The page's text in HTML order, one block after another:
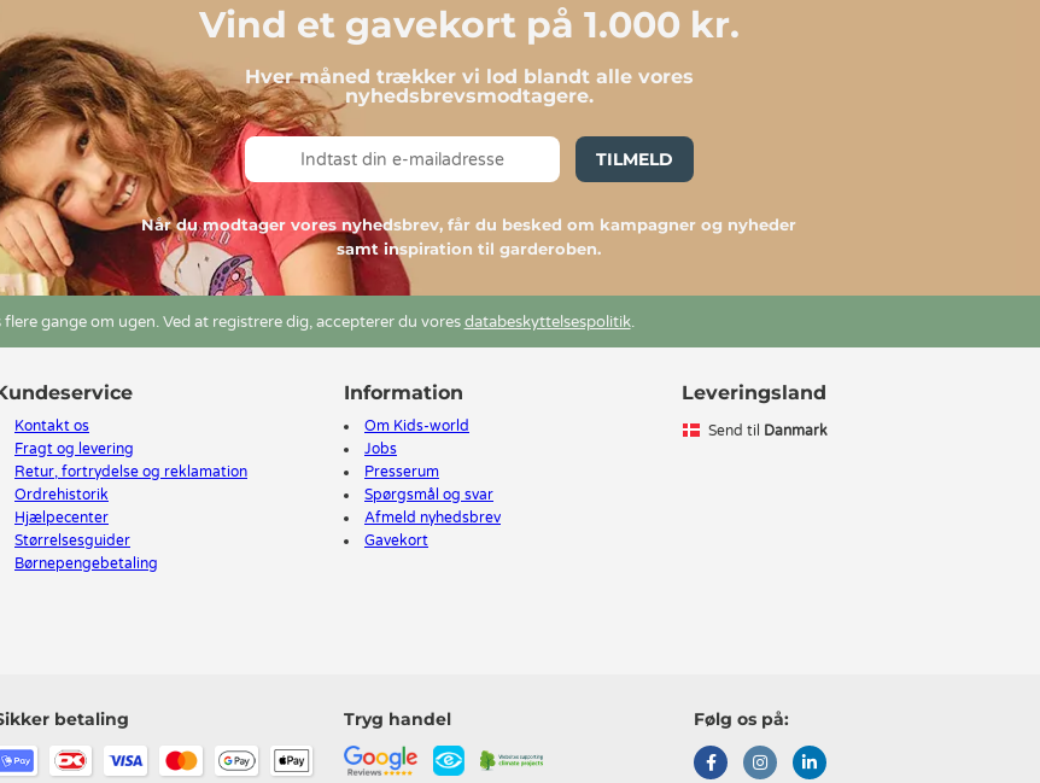
Vind et gavekort på 1.000 kr.
Hver måned trækker vi lod blandt alle vores
nyhedsbrevsmodtagere.
TILMELD
Når du modtager vores nyhedsbrev, får du besked om kampagner og nyheder
samt inspiration til garderoben.
gange om ugen. Ved at registrere dig, accepterer du voresdatabeskyttelsespolitik.
Kontakt os
Fragt og levering
Retur, fortrydelse og reklamation
Ordrehistorik
Hjælpecenter
Størrelsesguider
Børnepengebetaling
Information
Om Kids-world
Jobs
Presserum
Spørgsmål og svar
Afmeld nyhedsbrev
Gavekort
Leveringsland
Send til Danmark
betaling Tryg handel Følg os på: